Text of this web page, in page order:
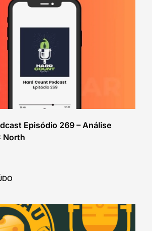
Episódio 269 – Análise
North